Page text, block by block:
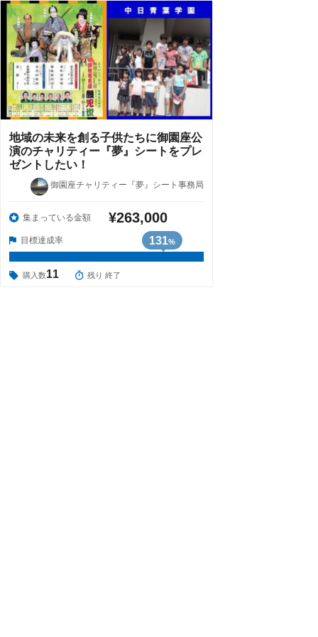
地域の未来を創る子供たちに御園座公
演のチャリティー『夢』シートをプレ
ゼントしたい！
御園座チャリティー『夢』シート事務局
集まっている金額 ¥263,000
目標達成率 131%
購入数11 残り 終了